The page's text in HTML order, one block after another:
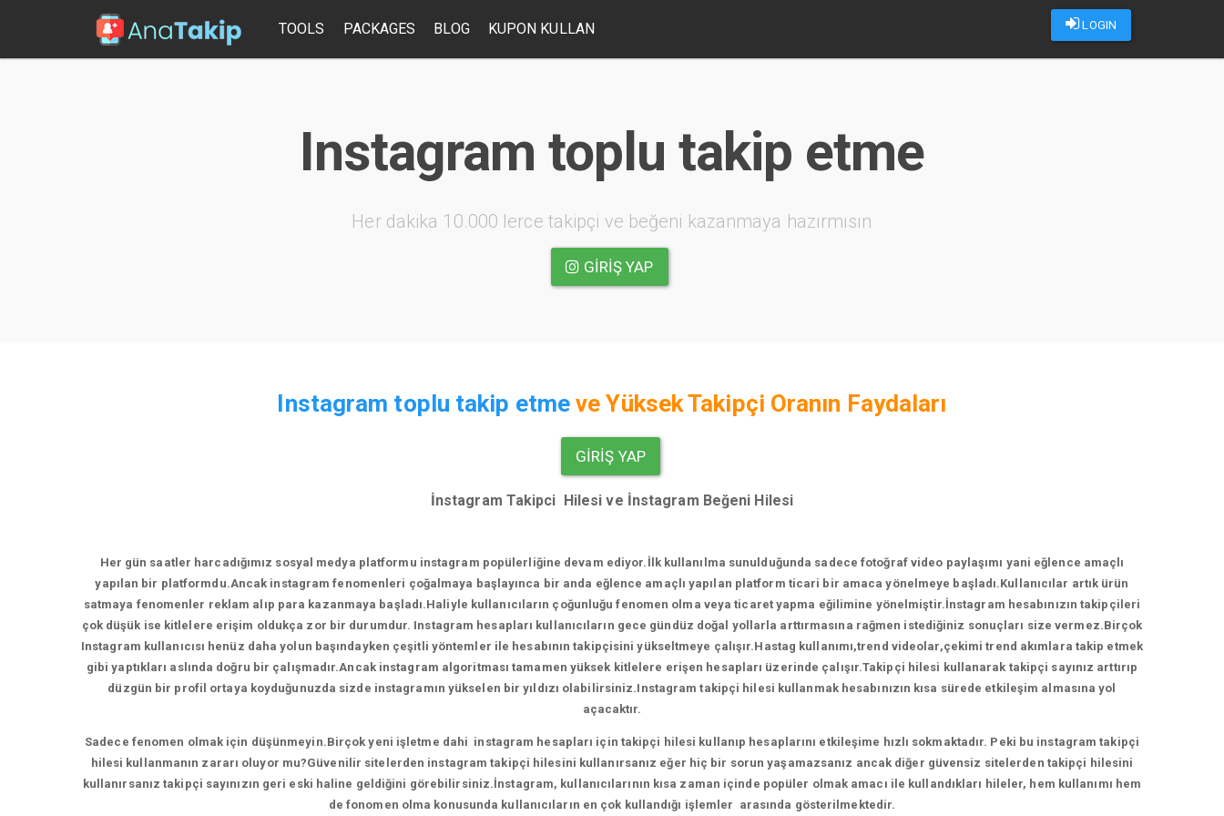
LOGIN
TOOLS PACKAGES BLOG KUPON KULLAN
Instagram toplu takip etme
Her dakika 10.000 lerce takipçi ve beğeni kazanmaya hazırmısın
GIRIŞ YAP
Instagram toplu takip etme veYüksek Takipçi Oranın Faydaları
GIRIŞ YAP
İnstagram Takipci Hilesi ve İnstagram Beğeni Hilesi
Her gün saatler harcadığımız sosyal medya platformu instagram popülerliğine devam ediyor. İlk kullanılma sunulduğunda sadece fotoğraf video paylaşımı yani eğlence amaçlı
yapılan bir platformdu.Ancak instagram fenomenleri çoğalmaya başlayınca bir anda eğlence amaçlı yapılan platform ticari bir amaca yönelmeye başladı.Kullanıcılar artık ürün
satmaya fenomenler reklam alıp para kazanmaya başladı.Haliyle kullanıcıların çoğunluğu fenomen olma veya ticaret yapma eğilimine yönelmiştir.İnstagram hesabınızın takipçileri
çok düşük ise kitlelere erişim oldukça zor bir durumdur. Instagram hesapları kullanıcıların gece gündüz doğal yollarla arttırmasına rağmen istediğiniz sonuçları size vermez.Birçok
Instagram kullanıcısı henüz daha yolun başındayken çeşitli yöntemler ile hesabının takipçisini yükseltmeye çalışır.Hastag kullanımı,trend videolar,çekimi trend akımlara takip etmek
gibi yaptıkları aslında doğru bir çalışmadır.Ancak instagram algoritması tamamen yüksek kitlelere erişen hesapları üzerinde çalışır.Takipçi hilesi kullanarak takipçi sayınız arttırıp
düzgün bir profil ortaya koyduğunuzda sizde instagramın yükselen bir yıldızı olabilirsiniz.Instagram takipçi hilesi kullanmak hesabınızın kısa sürede etkileşim almasına yol
açacaktır.
Sadece fenomen olmak için düşünmeyin.Birçok yeni işletme dahi instagram hesapları için takipçi hilesi kullanıp hesaplarını etkileşime hızlı sokmaktadır. Peki bu instagram takipçi
hilesi kullanmanın zararı oluyor mu?Güvenilir sitelerden instagram takipçi hilesini kullanırsanız eğer hiç bir sorun yaşamazsanız ancak diğer güvensiz sitelerden takipçi hilesini
kullanırsanız takipçi sayınızın geri eski haline geldiğini görebilirsiniz.İnstagram, kullanıcılarının kısa zaman içinde popüler olmak amacı ile kullandıkları hileler, hem kullanımı hem
de fonomen olma konusunda kullanıcıların en çok kullandığı işlemler arasında gösterilmektedir.